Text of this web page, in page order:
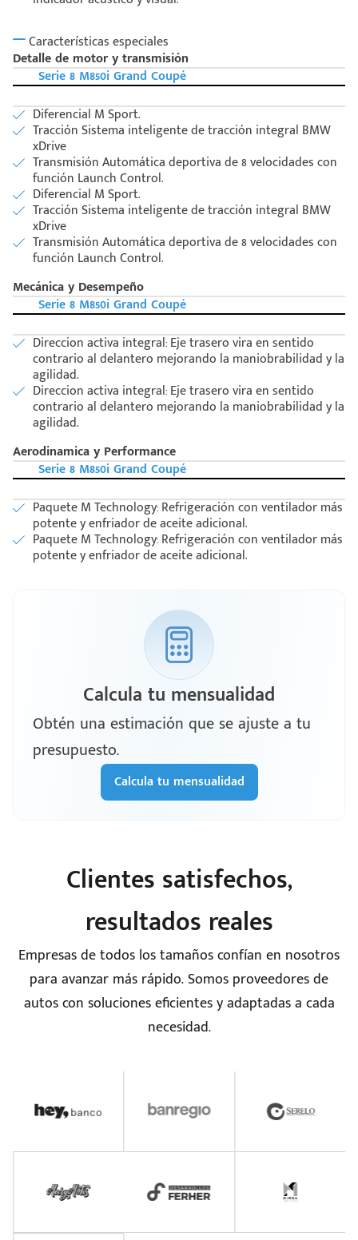
Características especiales
Detalle de motor y transmisión
Serie 8 M850i Grand Coupé
Diferencial M Sport.
Tracción Sistema inteligente de tracción integral BMW
xDrive
Transmisión Automática deportiva de 8 velocidades con
función Launch Control.
Diferencial M Sport.
Tracción Sistema inteligente de tracción integral BMW
xDrive
Transmisión Automática deportiva de 8 velocidades con
función Launch Control.
Mecánica y Desempeño
Serie 8 M850i Grand Coupé
Direccion activa integral: Eje trasero vira en sentido
contrario al delantero mejorando la maniobrabilidad y la
agilidad.
Direccion activa integral: Eje trasero vira en sentido
contrario al delantero mejorando la maniobrabilidad y la
agilidad.
Aerodinamica y Performance
Serie 8 M850i Grand Coupé
Paquete M Technology: Refrigeración con ventilador más
potente y enfriador de aceite adicional.
Paquete M Technology: Refrigeración con ventilador más
potente y enfriador de aceite adicional.
Calcula tu mensualidad
Obtén una estimación que se ajuste a tu
presupuesto.
Calcula tu mensualidad
Clientes satisfechos,
resultados reales
Empresas de todos los tamaños confían en nosotros
para avanzar más rápido. Somos proveedores de
autos con soluciones eficientes y adaptadas a cada
necesidad.